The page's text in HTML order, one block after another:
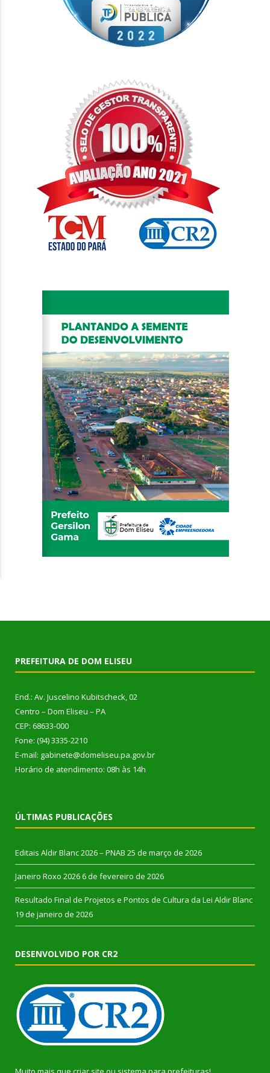
PREFEITURA DE DOM ELISEU
End.: Av. Juscelino Kubitscheck, 02
Centro – Dom Eliseu – PA
CEP: 68633-000
Fone: (94) 3335-2210
E-mail: gabinete@domeliseu.pa.gov.br
Horário de atendimento: 08h às 14h
ÚLTIMAS PUBLICAÇÕES
Editais Aldir Blanc 2026 – PNAB 25 de março de 2026
Janeiro Roxo 2026 6 de fevereiro de 2026
Resultado Final de Projetos e Pontos de Cultura da Lei Aldir Blanc
19 de janeiro de 2026
DESENVOLVIDO POR CR2